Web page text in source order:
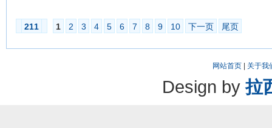
211 1 2 3 4 5 6 7 8 9 10 下一页 尾页
网站首页| 关于我
Design by拉